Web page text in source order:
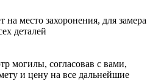
место захоронения, для замера
деталей
могилы, согласовав с вами,
и цену на все дальнейшие